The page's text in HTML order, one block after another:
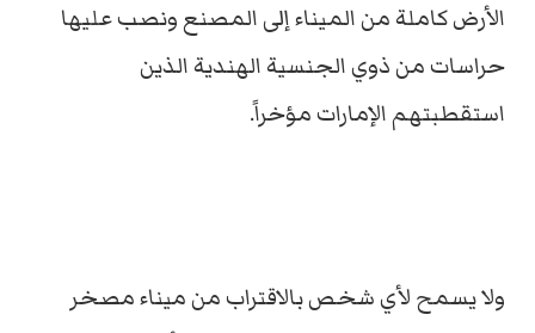
الأرض كاملة من الميناء إلى المصنع ونصب عليها
حراسات من ذوي الجنسية الهندية الذين
استقطبتهم الإمارات مؤخراً.
ولا يسمح لأي شخص بالاقتراب من ميناء مصخر